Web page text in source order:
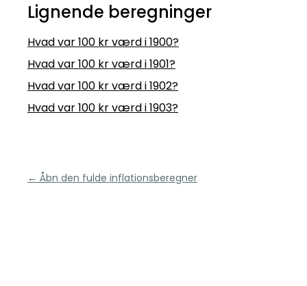
Lignende beregninger
Hvad var 100 kr værd i 1900?
Hvad var 100 kr værd i 1901?
Hvad var 100 kr værd i 1902?
Hvad var 100 kr værd i 1903?
← Åbn den fulde inflationsberegner